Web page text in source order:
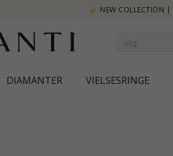
DIAMANTER VIELSESRINGE